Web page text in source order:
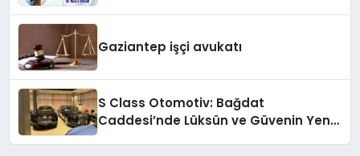
Gaziantep işçi avukatı
S Class Otomotiv: Bağdat
Caddesi’nde Lüksün ve Güvenin Yeni